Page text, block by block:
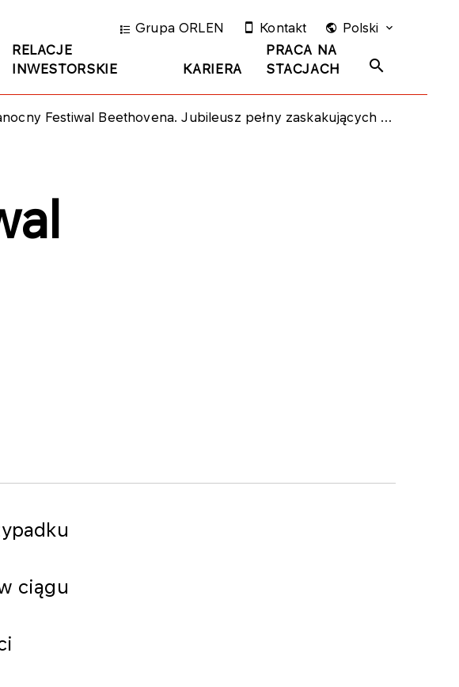
RELACJE
INWESTORSKIE
KARIERA
PRACA NA
STACJACH
Grupa ORLEN Kontakt Polski
Festiwal Beethovena. Jubileusz pełny zaskakujących historii
ciągu